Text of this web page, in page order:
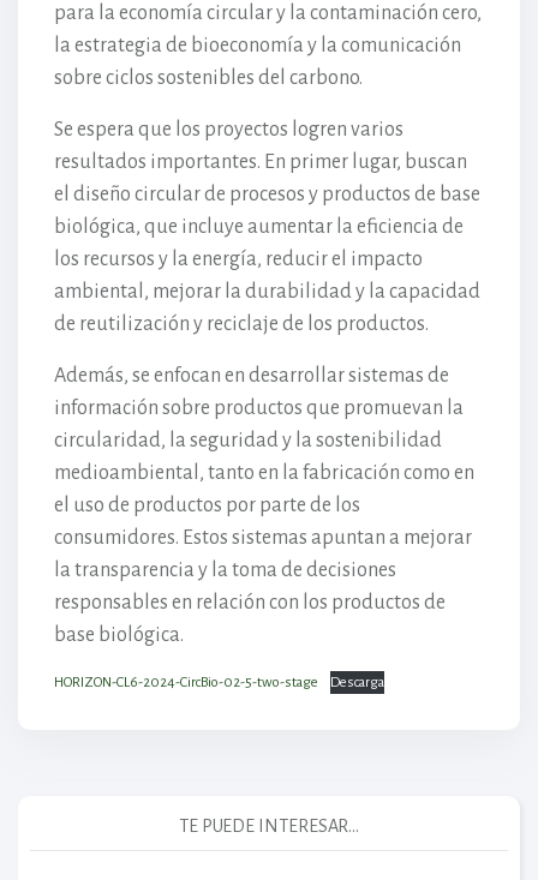
para la economía circular y la contaminación cero,
la estrategia de bioeconomía y la comunicación
sobre ciclos sostenibles del carbono.
Se espera que los proyectos logren varios
resultados importantes. En primer lugar, buscan
el diseño circular de procesos y productos de base
biológica, que incluye aumentar la eficiencia de
los recursos y la energía, reducir el impacto
ambiental, mejorar la durabilidad y la capacidad
de reutilización y reciclaje de los productos.
Además, se enfocan en desarrollar sistemas de
información sobre productos que promuevan la
circularidad, la seguridad y la sostenibilidad
medioambiental, tanto en la fabricación como en
el uso de productos por parte de los
consumidores. Estos sistemas apuntan a mejorar
la transparencia y la toma de decisiones
responsables en relación con los productos de
base biológica.
HORIZON-CL6-2024-CircBio-02-5-two-stage Descarga
TE PUEDE INTERESAR...